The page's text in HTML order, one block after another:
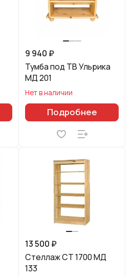
9 940 ₽
Тумба под ТВ Ульрика
МД 201
Нет в наличии
Подробнее
13 500 ₽
Стеллаж СТ 1700 МД
133